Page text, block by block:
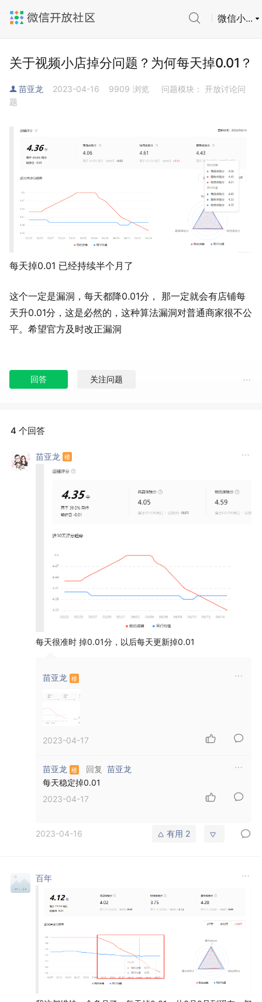
微信小...
关于视频小店掉分问题？为何每天掉0.01？
苗亚龙 2023-04-16 9909 浏览
问题模块： 开放讨论问
题
每天掉0.01 已经持续半个月了
这个一定是漏洞，每天都降0.01分， 那一定就会有店铺每
天升0.01分，这是必然的，这种算法漏洞对普通商家很不公
平。希望官方及时改正漏洞
回答 关注问题
4 个回答
苗亚龙
每天很准时 掉0.01分，以后每天更新掉0.01
苗亚龙
2023-04-17
苗亚龙 回复 苗亚龙
每天稳定掉0.01
2023-04-17
2023-04-16 有用 2
百年